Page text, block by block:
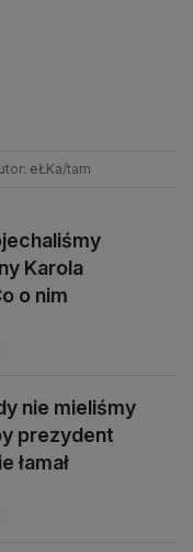
eŁKa/tam
Karola
o nim
nie mieliśmy
prezydent
łamał